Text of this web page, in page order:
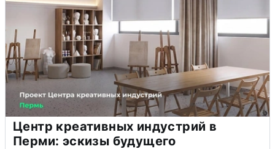
Центр креативных индустрий в
Перми: эскизы будущего